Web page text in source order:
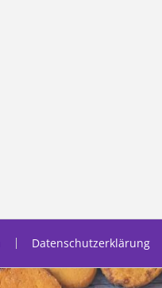
Datenschutzerklärung